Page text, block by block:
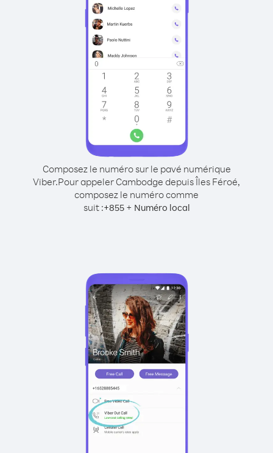
Composez le numéro sur le pavé numérique
Viber.Pour appeler Cambodge depuis Îles Féroé,
composez le numéro comme
suit :+855+ Numéro local